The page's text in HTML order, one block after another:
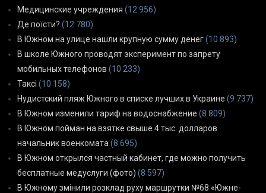
Медицинские учреждения (12 956)
Де поїсти? (12 780)
В Южном на улице нашли крупную сумму денег(10 893)
В школе Южного проводят эксперимент по запрету
мобильных телефонов (10 233)
Таксі (10 158)
Нудистский пляж Южного в списке лучших в Украине (9 737)
В Южном изменили тариф на водоснабжение (8 809)
В Южном пойман на взятке свыше 4 тыс. долларов
начальник военкомата (8 695)
В Южном открылся частный кабинет, где можно получить
бесплатные медуслуги (фото) (8 597)
В Южному змінили розклад руху маршрутки №68 «Южне-